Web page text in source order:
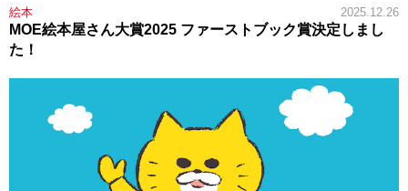
絵本 2025.12.26
MOE絵本屋さん大賞2025 ファーストブック賞決定しまし
た！